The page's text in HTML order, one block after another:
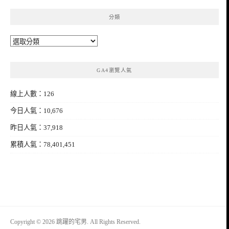
分類
分
GA4瀏覽人氣
線上人數：126
今日人氣：10,676
昨日人氣：37,918
累積人氣：78,401,451
Copyright © 2026 跳躍的宅男. All Rights Reserved.